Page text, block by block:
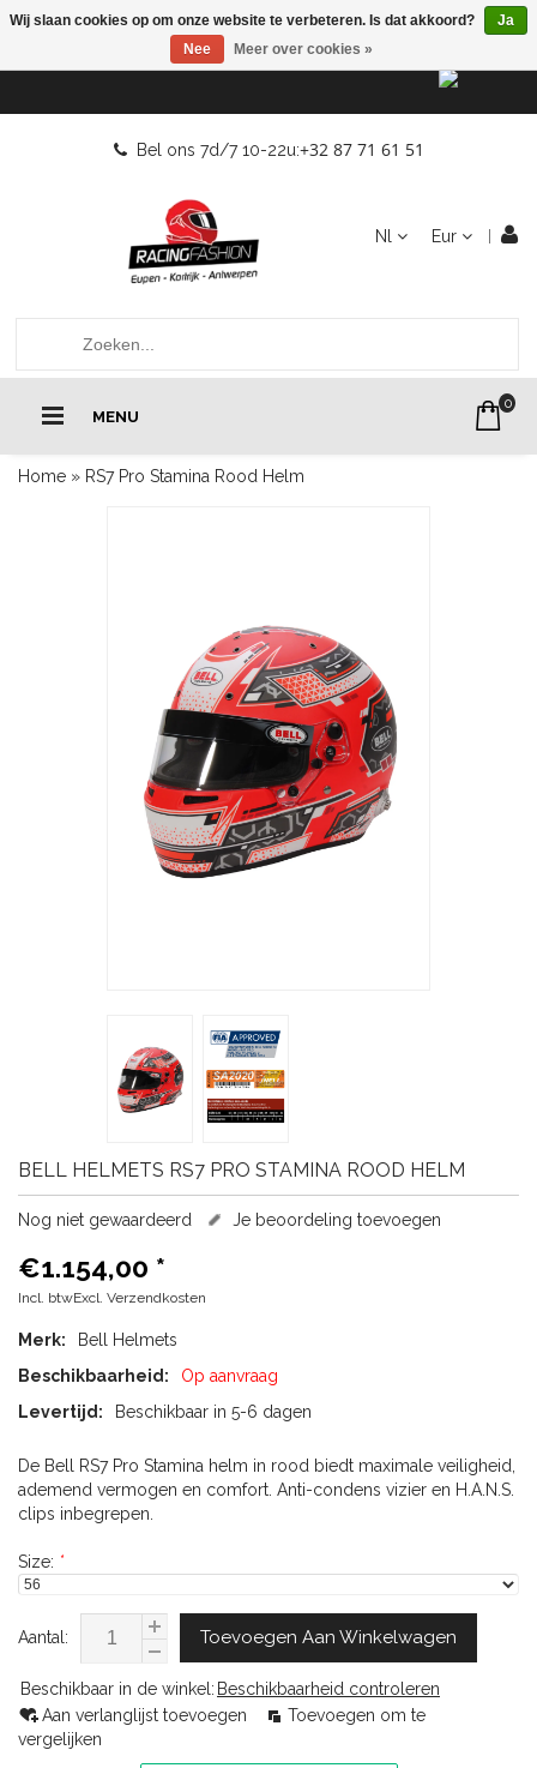
Bel ons 7d/7 10-22u:+32 87 71 61 51
Nl Eur
MENU
0
Home » RS7 Pro Stamina Rood Helm
BELL HELMETS RS7 PRO STAMINA ROOD HELM
Nog niet gewaardeerd Je beoordeling toevoegen
€1.154,00 *
Incl. btwExcl. Verzendkosten
Merk:
Bell Helmets
Beschikbaarheid:
Op aanvraag
Levertijd:
Beschikbaar in 5-6 dagen
De Bell RS7 Pro Stamina helm in rood biedt maximale veiligheid,
ademend vermogen en comfort. Anti-condens vizier en H.A.N.S.
clips inbegrepen.
Size: *
Aantal: Toevoegen Aan Winkelwagen
Beschikbaar in de winkel: Beschikbaarheid controleren
Aan verlanglijst toevoegen
Toevoegen om te
vergelijken
Wij slaan cookies op om onze website te verbeteren. Is dat akkoord?
Ja
Nee
Meer over cookies »